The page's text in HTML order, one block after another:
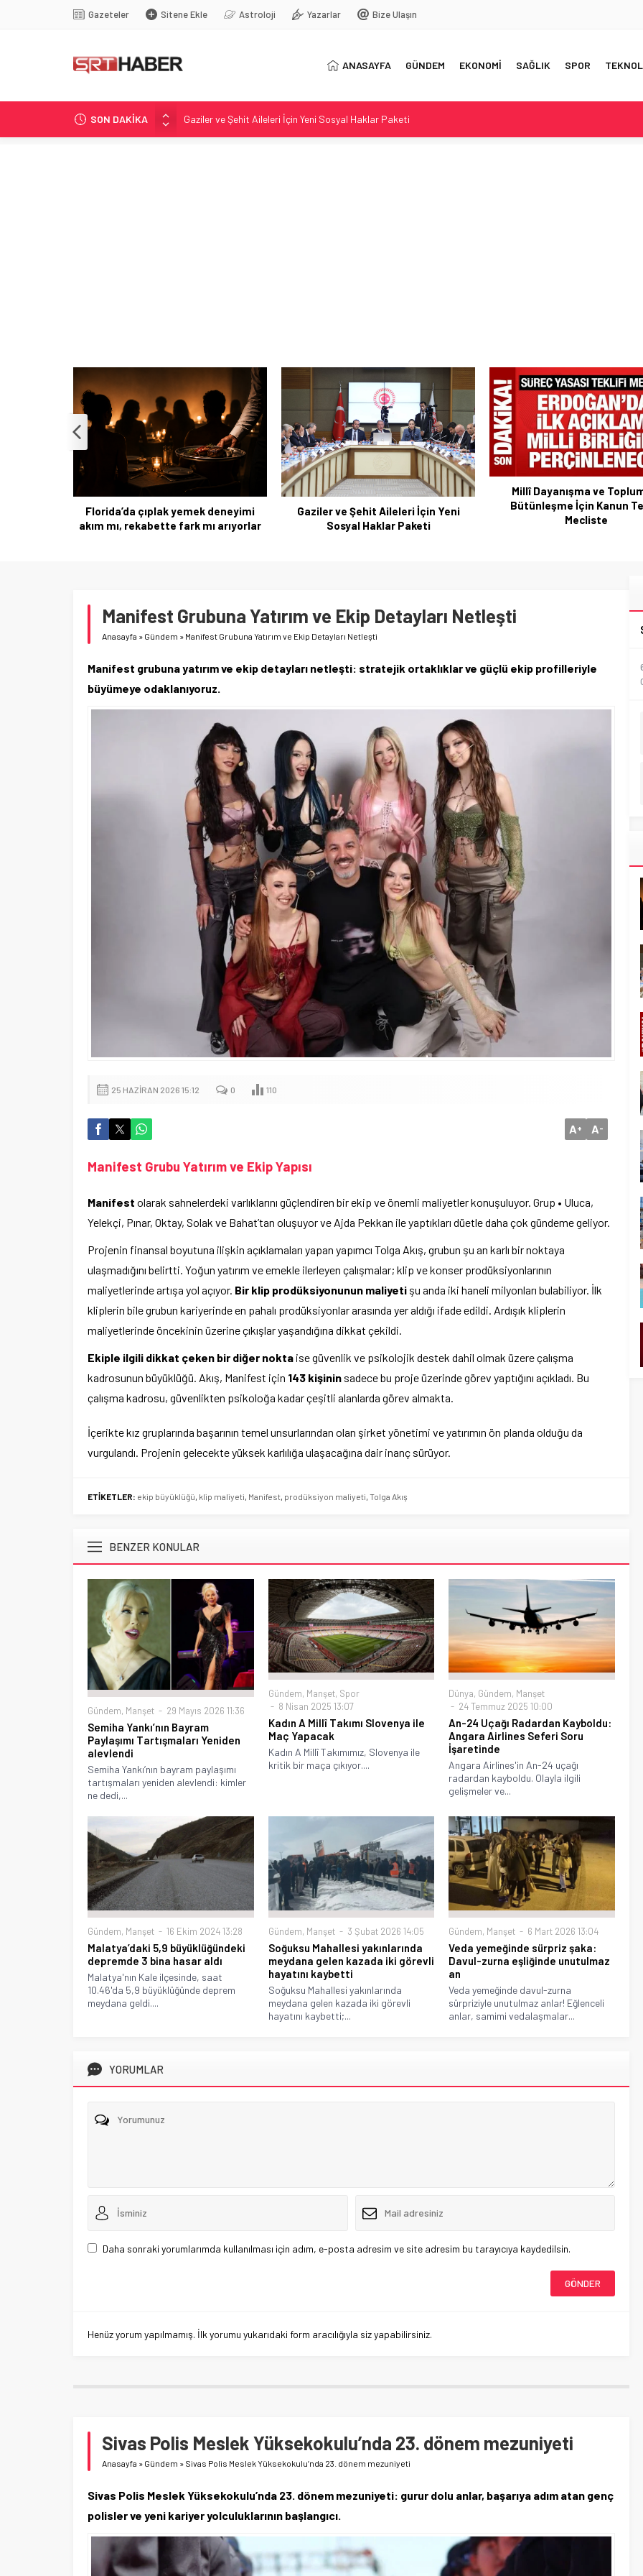
Gazeteler Sitene Ekle Astroloji Yazarlar Bize Ulaşın
ANASAYFA GÜNDEM EKONOMİ SAĞLIK SPOR
SON DAKİKA
Gaziler ve Şehit Aileleri İçin Yeni Sosyal Haklar Paketi
Millî Dayanışma ve Toplumsal Bütünleşme İçin Kanun Teklifi Mecliste
Gaziler ve Şehit Aileleri İçin Yeni
Sosyal Haklar Paketi
Millî Dayanışma ve Toplumsal
Bütünleşme İçin Kanun Teklifi
Mecliste
Erdoğan’a suikast girişimi
soruşturma talebi
Manifest Grubuna Yatırım ve Ekip Detayları Netleşti
Anasayfa » Gündem » Manifest Grubuna Yatırım ve Ekip Detayları Netleşti
Manifest grubuna yatırım ve ekip detayları netleşti: stratejik ortaklıklar ve güçlü ekip profilleriyle
büyümeye odaklanıyoruz.
25 HAZIRAN 2026 15:12 0 110
A+ A-
Manifest Grubu Yatırım ve Ekip Yapısı
Manifest olarak sahnelerdeki varlıklarını güçlendiren bir ekip ve önemli maliyetler konuşuluyor. Grup • Uluca,
Yelekçi, Pınar, Oktay, Solak ve Bahat’tan oluşuyor ve Ajda Pekkan ile yaptıkları düetle daha çok gündeme geliyor.
Projenin finansal boyutuna ilişkin açıklamaları yapan yapımcı Tolga Akış, grubun şu an karlı bir noktaya
ulaşmadığını belirtti. Yoğun yatırım ve emekle ilerleyen çalışmalar; klip ve konser prodüksiyonlarının
maliyetlerinde artışa yol açıyor. Bir klip prodüksiyonunun maliyeti şu anda iki haneli milyonları bulabiliyor. İlk
kliplerin bile grubun kariyerinde en pahalı prodüksiyonlar arasında yer aldığı ifade edildi. Ardışık kliplerin
maliyetlerinde öncekinin üzerine çıkışlar yaşandığına dikkat çekildi.
Ekiple ilgili dikkat çeken bir diğer nokta ise güvenlik ve psikolojik destek dahil olmak üzere çalışma
kadrosunun büyüklüğü. Akış, Manifest için 143 kişinin sadece bu proje üzerinde görev yaptığını açıkladı. Bu
çalışma kadrosu, güvenlikten psikoloğa kadar çeşitli alanlarda görev almakta.
İçerikte kız gruplarında başarının temel unsurlarından olan şirket yönetimi ve yatırımın ön planda olduğu da
vurgulandı. Projenin gelecekte yüksek karlılığa ulaşacağına dair inanç sürüyor.
ETİKETLER: ekip büyüklüğü klip maliyeti Manifest prodüksiyon maliyeti Tolga Akış
BENZER KONULAR
Gündem, Manşet 29 Mayıs 2026 11:36
Semiha Yankı’nın Bayram
Paylaşımı Tartışmaları Yeniden
alevlendi
Semiha Yankı’nın bayram paylaşımı
tartışmaları yeniden alevlendi: kimler
ne dedi,...
Gündem, Manşet, Spor
8 Nisan 2025 13:07
Kadın A Millî Takımı Slovenya ile
Maç Yapacak
Kadın A Millî Takımımız, Slovenya ile
kritik bir maça çıkıyor....
Dünya, Gündem, Manşet
24 Temmuz 2025 10:00
An-24 Uçağı Radardan Kayboldu:
Angara Airlines Seferi Soru
İşaretinde
Angara Airlines'in An-24 uçağı
radardan kayboldu. Olayla ilgili
gelişmeler ve...
Gündem, Manşet 16 Ekim 2024 13:28
Malatya’daki 5,9 büyüklüğündeki
depremde 3 bina hasar aldı
Malatya'nın Kale ilçesinde, saat
10.46'da 5,9 büyüklüğünde deprem
meydana geldi....
Gündem, Manşet 3 Şubat 2026 14:05
Soğuksu Mahallesi yakınlarında
meydana gelen kazada iki görevli
hayatını kaybetti
Soğuksu Mahallesi yakınlarında
meydana gelen kazada iki görevli
hayatını kaybetti;...
Gündem, Manşet 6 Mart 2026 13:04
Veda yemeğinde sürpriz şaka:
Davul-zurna eşliğinde unutulmaz
an
Veda yemeğinde davul-zurna
sürpriziyle unutulmaz anlar! Eğlenceli
anlar, samimi vedalaşmalar...
YORUMLAR
Daha sonraki yorumlarımda kullanılması için adım, e-posta adresim ve site adresim bu tarayıcıya kaydedilsin.
Henüz yorum yapılmamış. İlk yorumu yukarıdaki form aracılığıyla siz yapabilirsiniz.
Sivas Polis Meslek Yüksekokulu’nda 23. dönem mezuniyeti
Anasayfa » Gündem » Sivas Polis Meslek Yüksekokulu’nda 23. dönem mezuniyeti
Sivas Polis Meslek Yüksekokulu’nda 23. dönem mezuniyeti: gurur dolu anlar, başarıya adım atan genç
polisler ve yeni kariyer yolculuklarının başlangıcı.